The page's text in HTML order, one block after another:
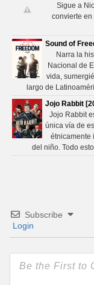
Sigue a
convierte
Sound of
Narra la
Nacional de
vida,
largo de
Jojo Rabbit
Jojo Rabbit
única vía de
étnicamente
del niño. Todo
Subscribe
Login